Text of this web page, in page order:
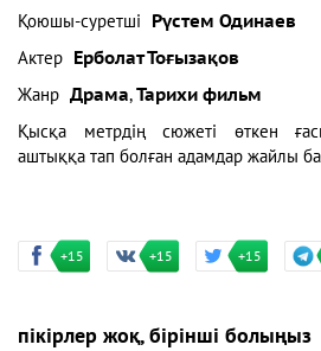
Қоюшы-суретші
Рүстем Одинаев
Актер
Ерболат Тоғызақов
Жанр Драма,Тарихи фильм
Қысқа метрдің сюжеті өткен
аштыққа тап болған адамдар жайлы
+15 +15 +15
пікірлер жоқ, бірінші болыңыз